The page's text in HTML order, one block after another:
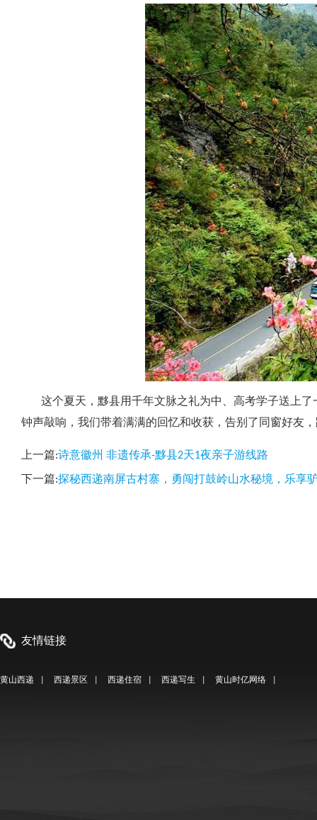
这个夏天，黟县用千年文脉之礼为中、高考学子送上了
钟声敲响，我们带着满满的回忆和收获，告别了同窗好友
上一篇:诗意徽州 非遗传承-黟县2天1夜亲子游线路
下一篇:探秘西递南屏古村寨，勇闯打鼓岭山水秘境，乐享